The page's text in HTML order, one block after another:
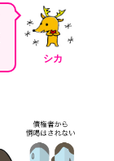
シカ